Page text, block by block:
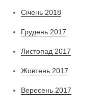
Січень 2018
Грудень 2017
Листопад 2017
Жовтень 2017
Вересень 2017